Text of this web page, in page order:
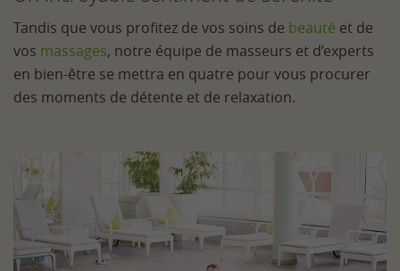
Tandis que vous profitez de vos soins de beauté et de
vos massages, notre équipe de masseurs et d’experts
en bien-être se mettra en quatre pour vous procurer
des moments de détente et de relaxation.